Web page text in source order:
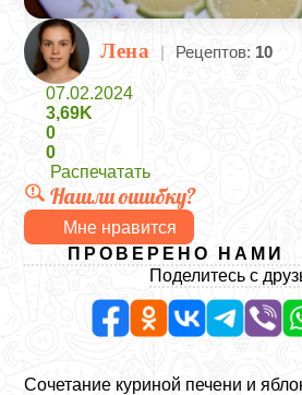
Лена | Рецептов: 10
07.02.2024
3,69K
0
0
Распечатать
Нашли ошибку?
Мне нравится
ПРОВЕРЕНО НАМИ
Поделитесь с
Сочетание куриной печени и